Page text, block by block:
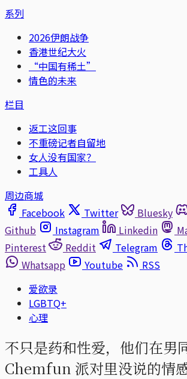
系列
2026伊朗战争
香港世纪大火
“中国有稀土”
情色的未来
栏目
返工这回事
不重磅记者自留地
女人没有国家？
工具人
周边商城
Facebook
Twitter Bluesky
Github
Instagram Linkedin
Pinterest
Reddit Telegram
Whatsapp
Youtube
RSS
爱欲录
LGBTQ+
心理
不只是药和性爱，他们在男
Chemfun 派对里没说的情